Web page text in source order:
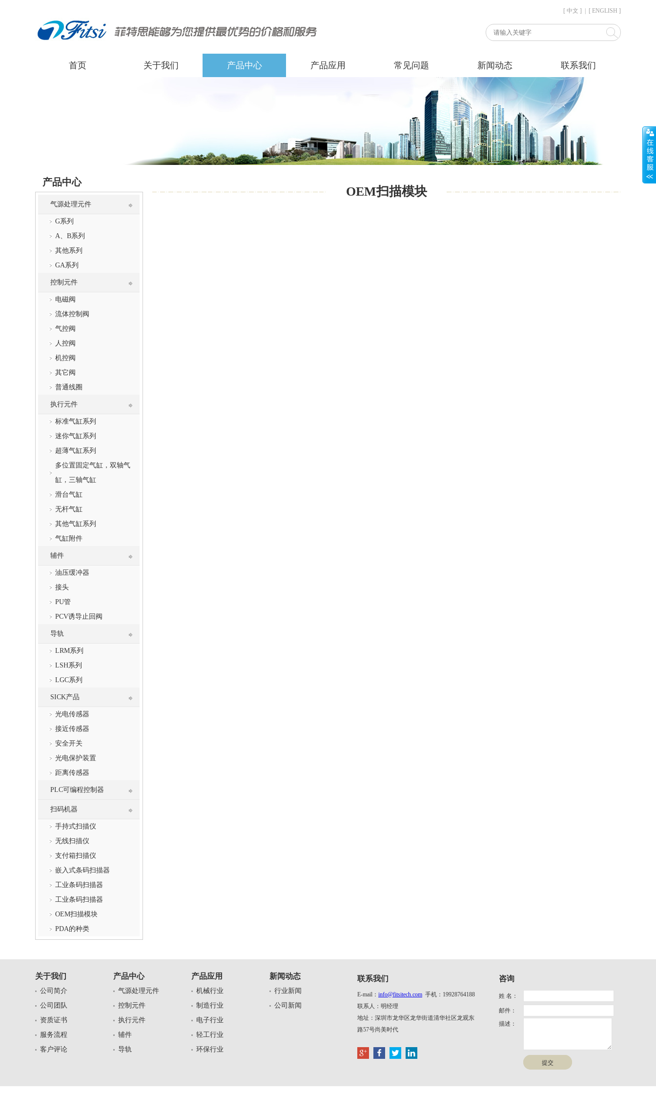
[ 中文 ] [ ENGLISH ]
首页 关于我们 产品中心 产品应用 常见问题 新闻动态 联系我们
产品中心
气源处理元件
G系列
A、B系列
其他系列
GA系列
控制元件
电磁阀
流体控制阀
气控阀
人控阀
机控阀
其它阀
普通线圈
执行元件
标准气缸系列
迷你气缸系列
超薄气缸系列
多位置固定气缸，双轴气
缸，三轴气缸
滑台气缸
无杆气缸
其他气缸系列
气缸附件
辅件
油压缓冲器
接头
PU管
PCV诱导止回阀
导轨
LRM系列
LSH系列
LGC系列
SICK产品
光电传感器
接近传感器
安全开关
光电保护装置
距离传感器
PLC可编程控制器
扫码机器
手持式扫描仪
无线扫描仪
支付箱扫描仪
嵌入式条码扫描器
工业条码扫描器
工业条码扫描器
OEM扫描模块
PDA的种类
OEM扫描模块
关于我们
公司简介
公司团队
资质证书
服务流程
客户评论
产品中心
气源处理元件
控制元件
执行元件
辅件
导轨
产品应用
机械行业
制造行业
电子行业
轻工行业
环保行业
新闻动态
行业新闻
公司新闻
联系我们
E-mail： info@fitsitech.com 手机：19928764188
联系人：明经理
地址：深圳市龙华区龙华街道清华社区龙观东
路57号尚美时代
咨询
姓 名：
邮件：
描述：